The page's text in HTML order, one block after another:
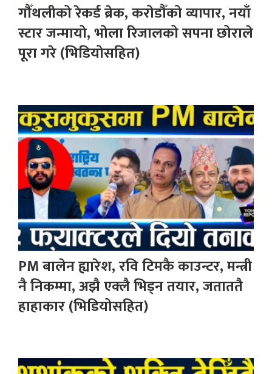
गौँथलीको रेकर्ड ब्रेक, करोडौँको व्यापार, नयाँ
स्टार जन्मायो, भोला रिजालको सपना छोराले
पूरा गरे (भिडियोसहित)
PM बालेन ह्यारेश, रवि टिमकै काउन्टर, मन्त्री
नै निकम्मा, अझै एक्लै भिड्न तयार, जताततै
हाहाकार (भिडियोसहित)